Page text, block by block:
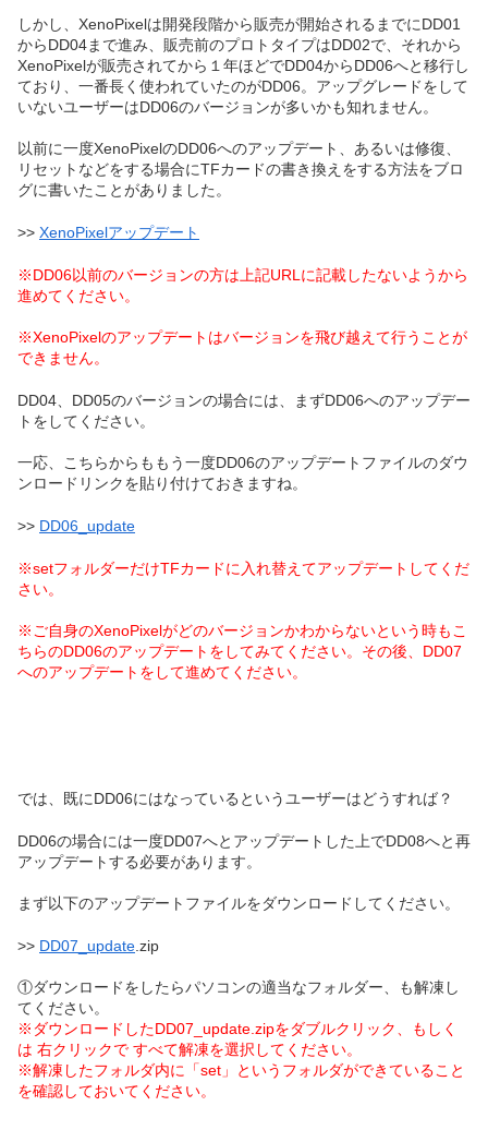
しかし、XenoPixelは開発段階から販売が開始されるまでにDD01
からDD04まで進み、販売前のプロトタイプはDD02で、それから
XenoPixelが販売されてから１年ほどでDD04からDD06へと移行し
ており、一番長く使われていたのがDD06。アップグレードをして
いないユーザーはDD06のバージョンが多いかも知れません。
以前に一度XenoPixelのDD06へのアップデート、あるいは修復、
リセットなどをする場合にTFカードの書き換えをする方法をブロ
グに書いたことがありました。
>> XenoPixelアップデート
※DD06以前のバージョンの方は上記URLに記載したないようから
進めてください。
※XenoPixelのアップデートはバージョンを飛び越えて行うことが
できません。
DD04、DD05のバージョンの場合には、まずDD06へのアップデー
トをしてください。
一応、こちらからももう一度DD06のアップデートファイルのダウ
ンロードリンクを貼り付けておきますね。
>> DD06_update
※setフォルダーだけTFカードに入れ替えてアップデートしてくだ
さい。
※ご自身のXenoPixelがどのバージョンかわからないという時もこ
ちらのDD06のアップデートをしてみてください。その後、DD07
へのアップデートをして進めてください。
では、既にDD06にはなっているというユーザーはどうすれば？
DD06の場合には一度DD07へとアップデートした上でDD08へと再
アップデートする必要があります。
まず以下のアップデートファイルをダウンロードしてください。
>> DD07_update .zip
①ダウンロードをしたらパソコンの適当なフォルダー、も解凍し
てください。
※ダウンロードしたDD07_update.zipをダブルクリック、もしく
は 右クリックで すべて解凍を選択してください。
※解凍したフォルダ内に「set」というフォルダができていること
を確認しておいてください。